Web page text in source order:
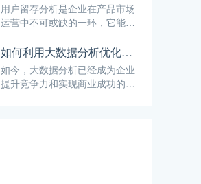
用户留存分析是企业在产品市场
运营中不可或缺的一环，它能够
求，发现问题、优化产品，并制
定相应的留存策略。那么，如何
进行有效的用户留存分析呢？
如何利用大数据分析优化市场营销策略？
如今，大数据分析已经成为企业
提升竞争力和实现商业成功的重